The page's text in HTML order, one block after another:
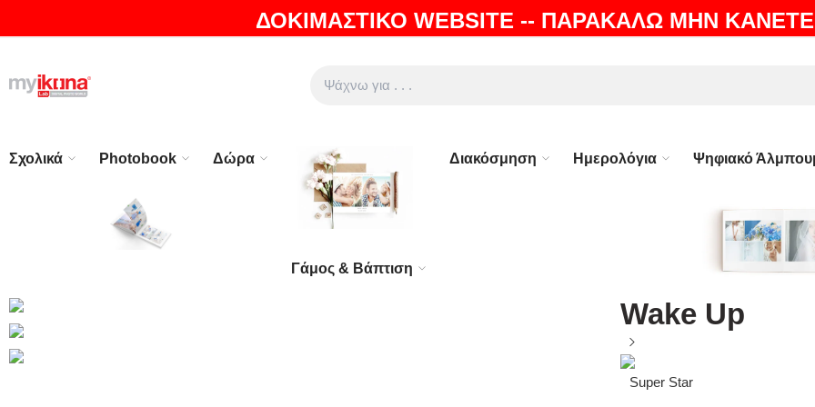
ΔΟΚΙΜΑΣΤΙΚΟ WEBSITE -- ΠΑΡΑΚΑΛΩ ΜΗΝ
ΘΑ ΛΑΤΡΕΨΕΤΕ ΤΑ ΠΡΟΪΟΝΤΑ ΜΑΣ | EXPRESS ΑΠΟΣΤΟΛΗ | 100% ΕΓΓΥΗΣΗ
Σχολικά Photobook Δώρα
Γάμος & Βάπτιση
Διακόσμηση Ημερολόγια Ψηφιακό
Wake Up
Super Star